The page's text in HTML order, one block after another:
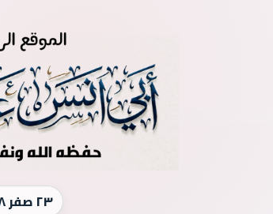
٢٣ صفر ١٤٤٨ هـ